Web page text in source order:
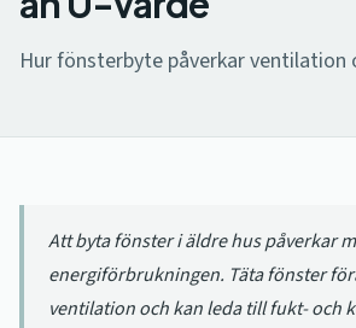
Hur fönsterbyte påverkar ventilation
Att byta fönster i äldre hus påverkar
energiförbrukningen. Täta fönster
ventilation och kan leda till fukt- och